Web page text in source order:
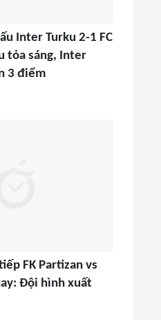
Inter Turku 2-1 FC
tỏa sáng, Inter
3 điểm
FK Partizan vs
Đội hình xuất